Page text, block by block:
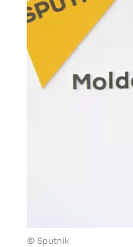
© Sputnik